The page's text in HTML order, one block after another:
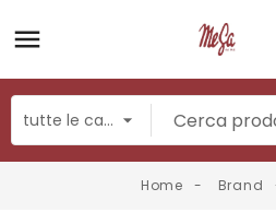
Home Brand